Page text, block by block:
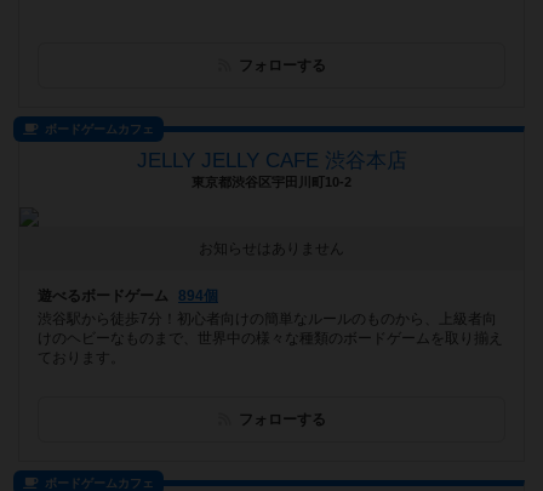
フォローする
ボードゲームカフェ
JELLY JELLY CAFE 渋谷本店
東京都渋谷区宇田川町10-2
お知らせはありません
遊べるボードゲーム
894個
渋谷駅から徒歩7分！初心者向けの簡単なルールのものから、上級者向
けのヘビーなものまで、世界中の様々な種類のボードゲームを取り揃え
ております。
フォローする
ボードゲームカフェ